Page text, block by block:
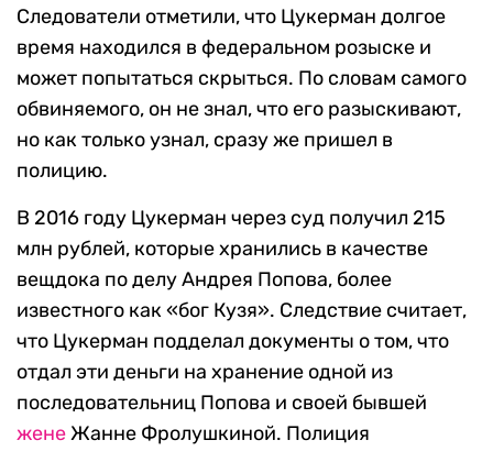
Следователи отметили, что Цукерман долгое
время находился в федеральном розыске и
может попытаться скрыться. По словам самого
обвиняемого, он не знал, что его разыскивают,
но как только узнал, сразу же пришел в
полицию.
В 2016 году Цукерман через суд получил 215
млн рублей, которые хранились в качестве
вещдока по делу Андрея Попова, более
известного как «бог Кузя». Следствие считает,
что Цукерман подделал документы о том, что
отдал эти деньги на хранение одной из
последовательниц Попова и своей бывшей
женеЖанне Фролушкиной. Полиция